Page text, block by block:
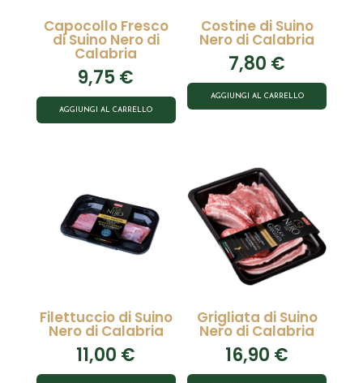
Capocollo Fresco
di Suino Nero di
Calabria
9,75 €
AGGIUNGI AL CARRELLO
Costine di Suino
Nero di Calabria
7,80 €
AGGIUNGI AL CARRELLO
Filettuccio di Suino
Nero di Calabria
11,00 €
Grigliata di Suino
Nero di Calabria
16,90 €